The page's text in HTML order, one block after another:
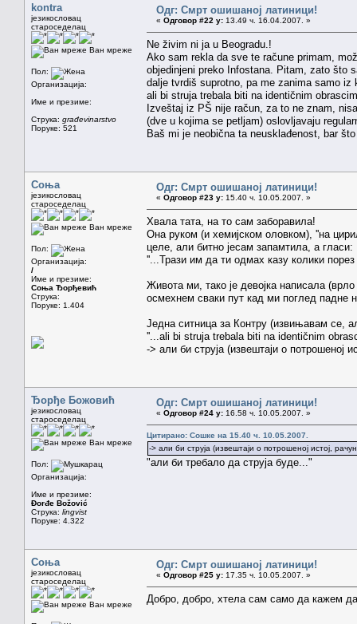
kontra
језикословац
староседелац
Ван мреже
Пол:
Организација:
Име и презиме:
Струка: građevinarstvo
Поруке: 521
Одг: Смрт ошишаној латиници!
« Одговор #22 у: 13.49 ч. 16.04.2007. »
Ne živim ni ja u Beogradu.!
Ako sam rekla da sve te račune primam,
objedinjeni preko Infostana. Pitam, zato što
dalje tvrdiš suprotno, pa me zanima samo
ali bi struja trebala biti na identičnim
Izveštaj iz PŠ nije račun, za to ne znam,
(dve u kojima se petljam) oslovljavaju
Baš mi je neobična ta neusklađenost, bar
Соња
језикословац
староседелац
Ван мреже
Пол:
Организација:
/
Име и презиме:
Соња Ђорђевић
Струка:
Поруке: 1.404
Одг: Смрт ошишаној латиници!
« Одговор #23 у: 15.40 ч. 10.05.2007. »
Хвала тата, на то сам заборавила!
Oна руком (и хемијском оловком), ''на
целе, али битно јесам запамтила, а гласи:
''...Трази им да ти одмах казу колики
Живота ми, тако је девојка написала
осмехнем сваки пут кад ми поглед падне
Једна ситница за Контру (извињавам се,
''...ali bi struja trebala biti na identičnim
-> али би струја (извештаји о потрошеној
Ђорђе Божовић
језикословац
староседелац
Ван мреже
Пол:
Организација:
Име и презиме:
Đorđe Božović
Струка: lingvist
Поруке: 4.322
Одг: Смрт ошишаној латиници!
« Одговор #24 у: 16.58 ч. 10.05.2007. »
Цитирано: Сошке на 15.40 ч. 10.05.2007.
-> али би струја (извештаји о потрошеној истој,
"али би требало да струја буде..."
Соња
језикословац
староседелац
Ван мреже
Одг: Смрт ошишаној латиници!
« Одговор #25 у: 17.35 ч. 10.05.2007. »
Добро, добро, хтела сам само да кажем